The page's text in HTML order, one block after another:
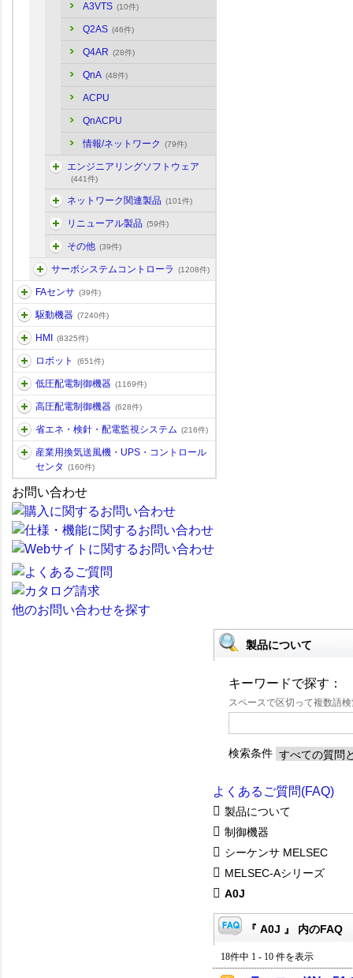
A3VTS (10件)
Q2AS (46件)
Q4AR (28件)
QnA (48件)
ACPU
QnACPU
情報/ネットワーク (79件)
エンジニアリングソフトウェア
(441件)
ネットワーク関連製品 (101件)
リニューアル製品 (59件)
その他 (39件)
サーボシステムコントローラ (1208件)
FAセンサ (39件)
駆動機器 (7240件)
HMI (8325件)
ロボット (651件)
低圧配電制御機器 (1169件)
高圧配電制御機器 (628件)
省エネ・検針・配電監視システム (216件)
産業用換気送風機・UPS・コントロール
センタ
(160件)
お問い合わせ
他のお問い合わせを探す
製品について
キーワードで探す：
スペースで区切って複数語
検索条件
よくあるご質問(FAQ)
製品について
制御機器
シーケンサ MELSEC
MELSEC-Aシリーズ
A0J
『 A0J 』 内のFAQ
18件中 1 - 10 件を表示